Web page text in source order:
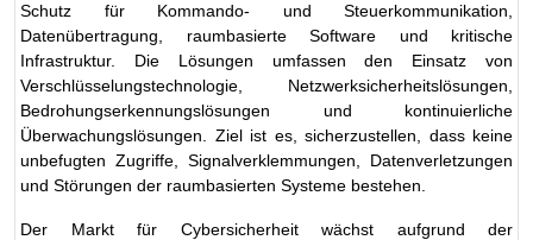
Schutz für Kommando- und Steuerkommunikation,
Datenübertragung, raumbasierte Software und kritische
Infrastruktur. Die Lösungen umfassen den Einsatz von
Verschlüsselungstechnologie, Netzwerksicherheitslösungen,
Bedrohungserkennungslösungen und kontinuierliche
Überwachungslösungen. Ziel ist es, sicherzustellen, dass keine
unbefugten Zugriffe, Signalverklemmungen, Datenverletzungen
und Störungen der raumbasierten Systeme bestehen.
Der Markt für Cybersicherheit wächst aufgrund der